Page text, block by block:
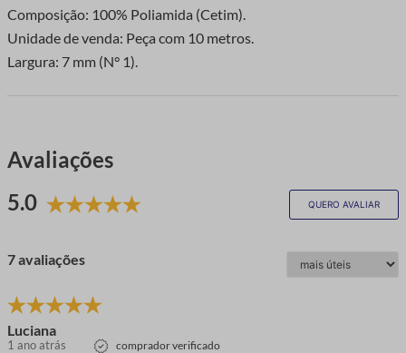
Composição: 100% Poliamida (Cetim).
Unidade de venda: Peça com 10 metros.
Largura: 7 mm (N° 1).
Avaliações
5.0
QUERO AVALIAR
7 avaliações
Luciana
1 ano atrás comprador verificado